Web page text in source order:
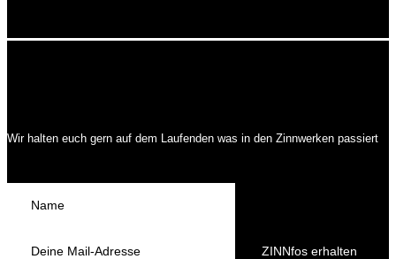
Wir halten euch gern auf dem Laufenden was in den Zinnwerken passiert
ZINNfos erhalten